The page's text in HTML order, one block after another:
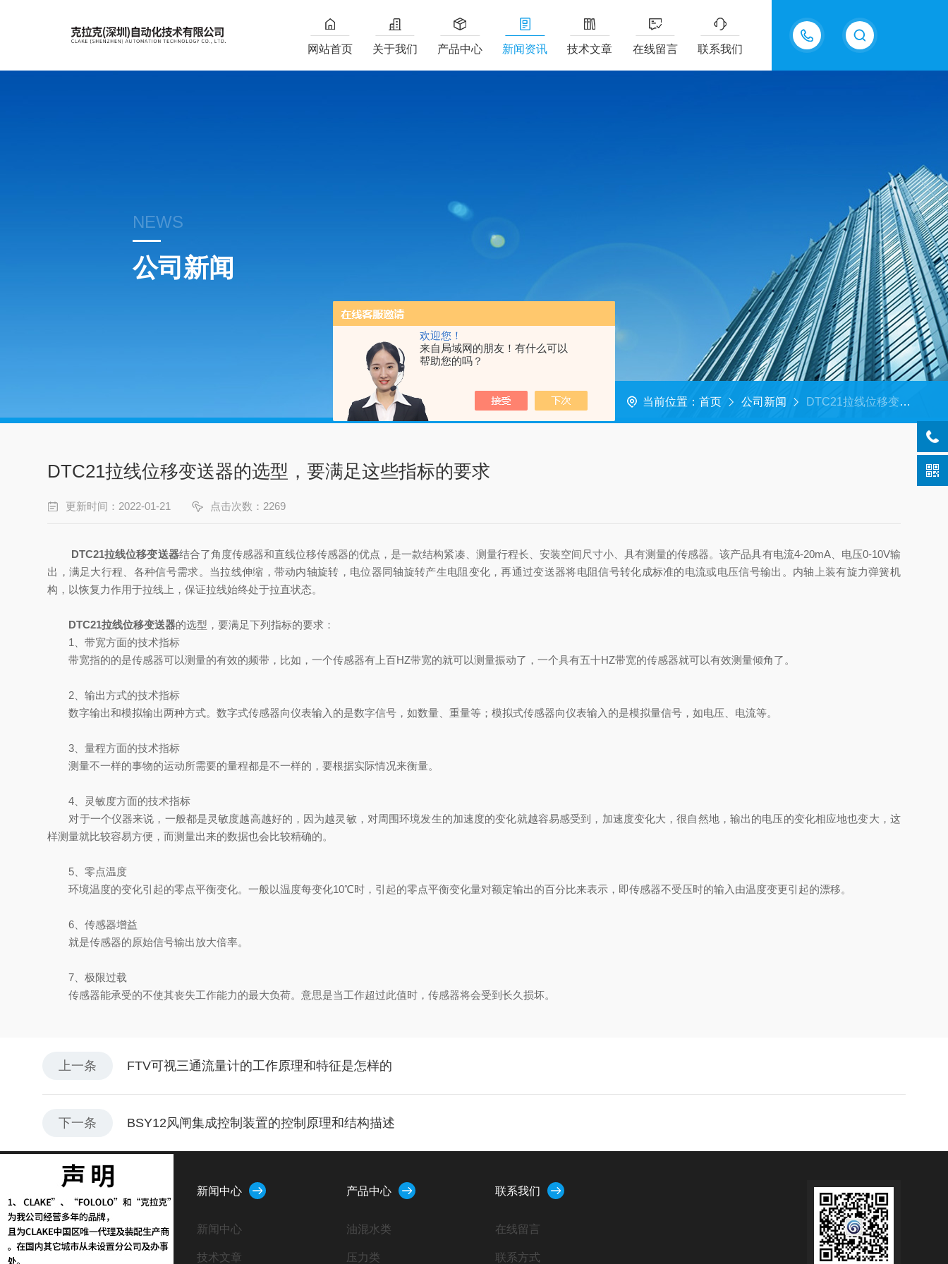
欢迎您！
来自局域网的朋友！有什么可以
帮助您的吗？
15361889375
网站首页 关于我们 产品中心 新闻资讯 技术文章 在线留言 联系我们
NEWS
公司新闻
当前位置： 首页 公司新闻 DTC21拉线位移变送器的选型，要满足这些指标的要求
DTC21拉线位移变送器的选型，要满足这些指标的要求
更新时间：2022-01-21 点击次数：2269
DTC21拉线位移变送器结合了角度传感器和直线位移传感器的优点，是一款结构紧凑、测量行程长、安装空间尺寸小、具有测量的传感器。该产品具有电流4-20mA、电压0-10V输
出，满足大行程、各种信号需求。当拉线伸缩，带动内轴旋转，电位器同轴旋转产生电阻变化，再通过变送器将电阻信号转化成标准的电流或电压信号输出。内轴上装有旋力弹簧机
构，以恢复力作用于拉线上，保证拉线始终处于拉直状态。
DTC21拉线位移变送器的选型，要满足下列指标的要求：
1、带宽方面的技术指标
带宽指的的是传感器可以测量的有效的频带，比如，一个传感器有上百HZ带宽的就可以测量振动了，一个具有五十HZ带宽的传感器就可以有效测量倾角了。
2、输出方式的技术指标
数字输出和模拟输出两种方式。数字式传感器向仪表输入的是数字信号，如数量、重量等；模拟式传感器向仪表输入的是模拟量信号，如电压、电流等。
3、量程方面的技术指标
测量不一样的事物的运动所需要的量程都是不一样的，要根据实际情况来衡量。
4、灵敏度方面的技术指标
对于一个仪器来说，一般都是灵敏度越高越好的，因为越灵敏，对周围环境发生的加速度的变化就越容易感受到，加速度变化大，很自然地，输出的电压的变化相应地也变大，这
样测量就比较容易方便，而测量出来的数据也会比较精确的。
5、零点温度
环境温度的变化引起的零点平衡变化。一般以温度每变化10℃时，引起的零点平衡变化量对额定输出的百分比来表示，即传感器不受压时的输入由温度变更引起的漂移。
6、传感器增益
就是传感器的原始信号输出放大倍率。
7、极限过载
传感器能承受的不使其丧失工作能力的最大负荷。意思是当工作超过此值时，传感器将会受到长久损坏。
上一条 FTV可视三通流量计的工作原理和特征是怎样的
下一条 BSY12风闸集成控制装置的控制原理和结构描述
关于我们
公司简介
新闻中心
新闻中心
技术文章
产品中心
油混水类
压力类
联系我们
在线留言
联系方式